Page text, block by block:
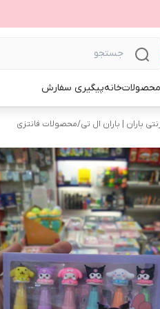
خانهپیگیری سفارش
باران | باران ال تی/محصولات فانتزی